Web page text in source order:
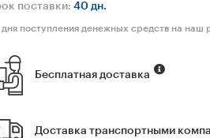
поставки:40 дн.
поступления денежных средств на наш
Бесплатная доставка
Доставка транспортными